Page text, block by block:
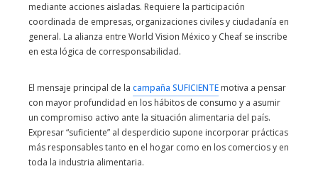
mediante acciones aisladas. Requiere la participación
coordinada de empresas, organizaciones civiles y ciudadanía en
general. La alianza entre World Vision México y Cheaf se inscribe
en esta lógica de corresponsabilidad.
El mensaje principal de la campaña SUFICIENTE motiva a pensar
con mayor profundidad en los hábitos de consumo y a asumir
un compromiso activo ante la situación alimentaria del país.
Expresar “suficiente” al desperdicio supone incorporar prácticas
más responsables tanto en el hogar como en los comercios y en
toda la industria alimentaria.